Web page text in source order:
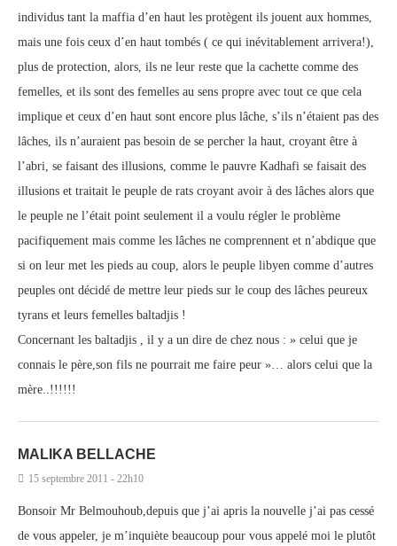
individus tant la maffia d’en haut les protègent ils jouent aux hommes,
mais une fois ceux d’en haut tombés ( ce qui inévitablement arrivera!),
plus de protection, alors, ils ne leur reste que la cachette comme des
femelles, et ils sont des femelles au sens propre avec tout ce que cela
implique et ceux d’en haut sont encore plus lâche, s’ils n’étaient pas des
lâches, ils n’auraient pas besoin de se percher la haut, croyant être à
l’abri, se faisant des illusions, comme le pauvre Kadhafi se faisait des
illusions et traitait le peuple de rats croyant avoir à des lâches alors que
le peuple ne l’était point seulement il a voulu régler le problème
pacifiquement mais comme les lâches ne comprennent et n’abdique que
si on leur met les pieds au coup, alors le peuple libyen comme d’autres
peuples ont décidé de mettre leur pieds sur le coup des lâches peureux
tyrans et leurs femelles baltadjis !
Concernant les baltadjis , il y a un dire de chez nous : » celui que je
connais le père,son fils ne pourrait me faire peur »… alors celui que la
mère..!!!!!!
MALIKA BELLACHE
15 septembre 2011 - 22h10
Bonsoir Mr Belmouhoub,depuis que j’ai apris la nouvelle j’ai pas cessé
de vous appeler, je m’inquiète beaucoup pour vous appelé moi le plutôt